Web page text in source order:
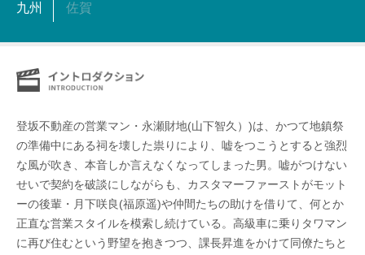
九州 佐賀
登坂不動産の営業マン・永瀬財地(山下智久）)は、かつて地鎮祭
の準備中にある祠を壊した祟りにより、嘘をつこうとすると強烈
な風が吹き、本音しか言えなくなってしまった男。嘘がつけない
せいで契約を破談にしながらも、カスタマーファーストがモット
ーの後輩・月下咲良(福原遥)や仲間たちの助けを借りて、何とか
正直な営業スタイルを模索し続けている。高級車に乗りタワマン
に再び住むという野望を抱きつつ、課長昇進をかけて同僚たちと